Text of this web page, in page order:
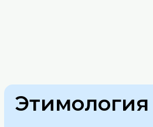
Этимология